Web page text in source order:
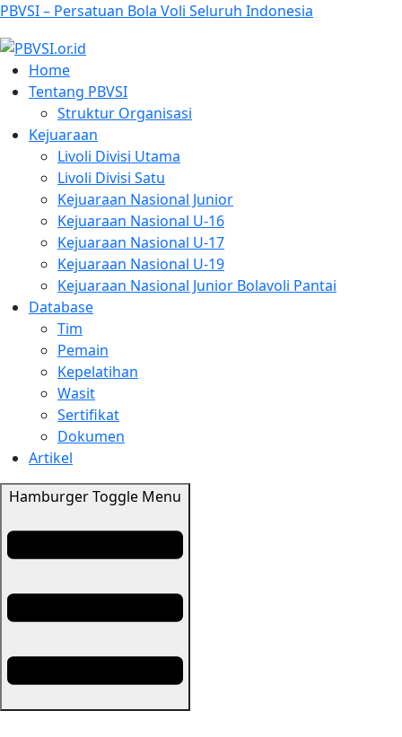
PBVSI – Persatuan Bola Voli Seluruh Indonesia
Home
Tentang PBVSI
Struktur Organisasi
Kejuaraan
Livoli Divisi Utama
Livoli Divisi Satu
Kejuaraan Nasional Junior
Kejuaraan Nasional U-16
Kejuaraan Nasional U-17
Kejuaraan Nasional U-19
Kejuaraan Nasional Junior Bolavoli Pantai
Database
Tim
Pemain
Kepelatihan
Wasit
Sertifikat
Dokumen
Artikel
Hamburger Toggle Menu